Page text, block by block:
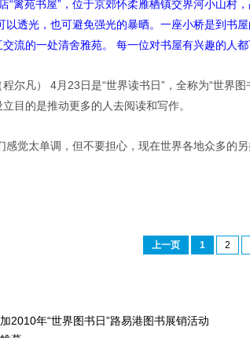
“篱苑书屋”，位于京郊怀柔雁栖镇交界河小山村
以透光，也可避免强光的暴晒。一座小桥是到书
流的一处清舍雅苑。 每一位对书屋有兴趣的人
尔凡） 4月23日是“世界读书日”，全称为“世界
目的是推动更多的人去阅读和写作。
感觉太单调，但不要担心，现在世界各地众多的
上一页 1 2
2010年“世界图书日”路易港图书展销活动